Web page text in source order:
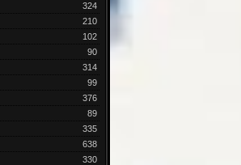
324
210
102
90
314
99
376
89
335
638
330